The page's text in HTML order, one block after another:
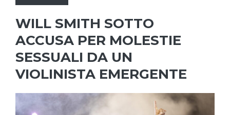
WILL SMITH SOTTO
ACCUSA PER MOLESTIE
SESSUALI DA UN
VIOLINISTA EMERGENTE